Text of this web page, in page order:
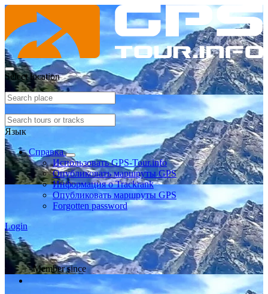
Select location
Язык
Справка
Использовать GPS-Tour.info
Опубликовать маршруты GPS
Информация о Trackrank
Опубликовать маршруты GPS
Forgotten password
Login
Member since